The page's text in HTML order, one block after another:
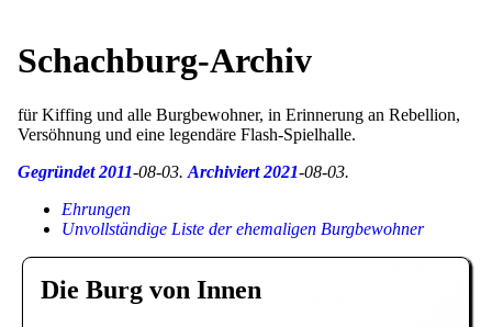
Schachburg-Archiv
für Kiffing und alle Burgbewohner, in Erinnerung an Rebellion,
Versöhnung und eine legendäre Flash-Spielhalle.
Gegründet 2011-08-03. Archiviert 2021-08-03.
Ehrungen
Unvollständige Liste der ehemaligen Burgbewohner
Die Burg von Innen